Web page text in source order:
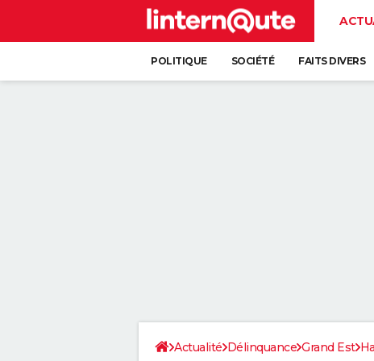
POLITIQUE SOCIÉTÉ FAITS DIVERS
Actualité Délinquance Grand Est